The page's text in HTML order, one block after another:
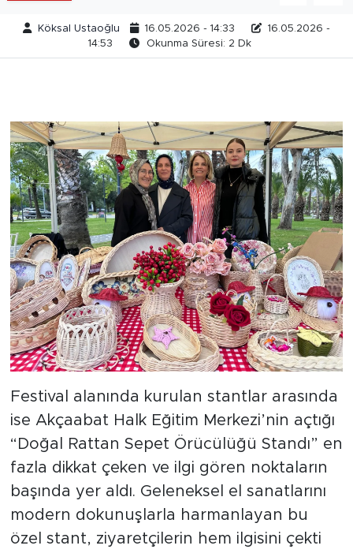
Köksal Ustaoğlu 16.05.2026 - 14:33
16.05.2026 -
14:53
Okunma Süresi: 2 Dk
Festival alanında kurulan stantlar arasında
ise Akçaabat Halk Eğitim Merkezi’nin açtığı
“Doğal Rattan Sepet Örücülüğü Standı” en
fazla dikkat çeken ve ilgi gören noktaların
başında yer aldı. Geleneksel el sanatlarını
modern dokunuşlarla harmanlayan bu
özel stant, ziyaretçilerin hem ilgisini çekti